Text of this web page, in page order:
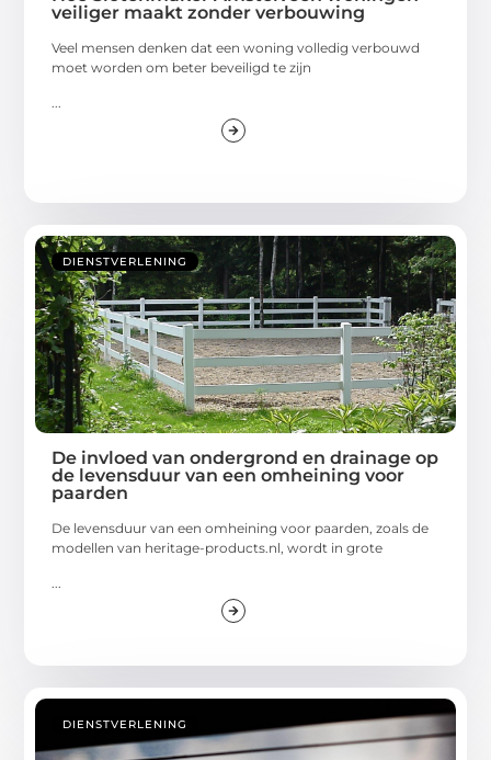
veiliger maakt zonder verbouwing
Veel mensen denken dat een woning volledig verbouwd
moet worden om beter beveiligd te zijn
...
DIENSTVERLENING
De invloed van ondergrond en drainage op
de levensduur van een omheining voor
paarden
De levensduur van een omheining voor paarden, zoals de
modellen van heritage-products.nl, wordt in grote
...
DIENSTVERLENING